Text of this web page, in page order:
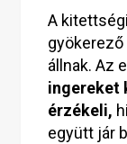
A
gyökerező
állnak. Az
ingereket
érzékeli,
együtt jár